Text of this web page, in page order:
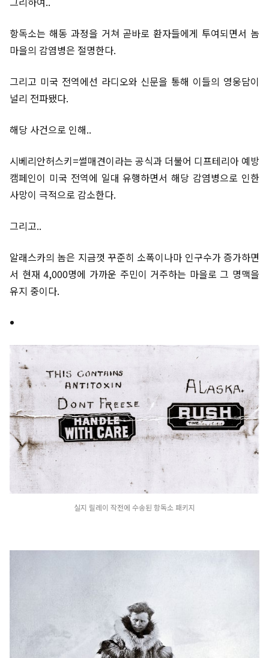
항독소는 해동 과정을 거쳐 곧바로 환자들에게 투여되면서 놈
마을의 감염병은 절명한다.
그리고 미국 전역에선 라디오와 신문을 통해 이들의 영웅담이
널리 전파됐다.
해당 사건으로 인해..
시베리안허스키=썰매견이라는 공식과 더불어 디프테리아 예방
캠페인이 미국 전역에 일대 유행하면서 해당 감염병으로 인한
사망이 극적으로 감소한다.
그리고..
알래스카의 놈은 지금껏 꾸준히 소폭이나마 인구수가 증가하면
서 현재 4,000명에 가까운 주민이 거주하는 마을로 그 명맥을
유지 중이다.
실지 릴레이 작전에 수송된 항독소 패키지